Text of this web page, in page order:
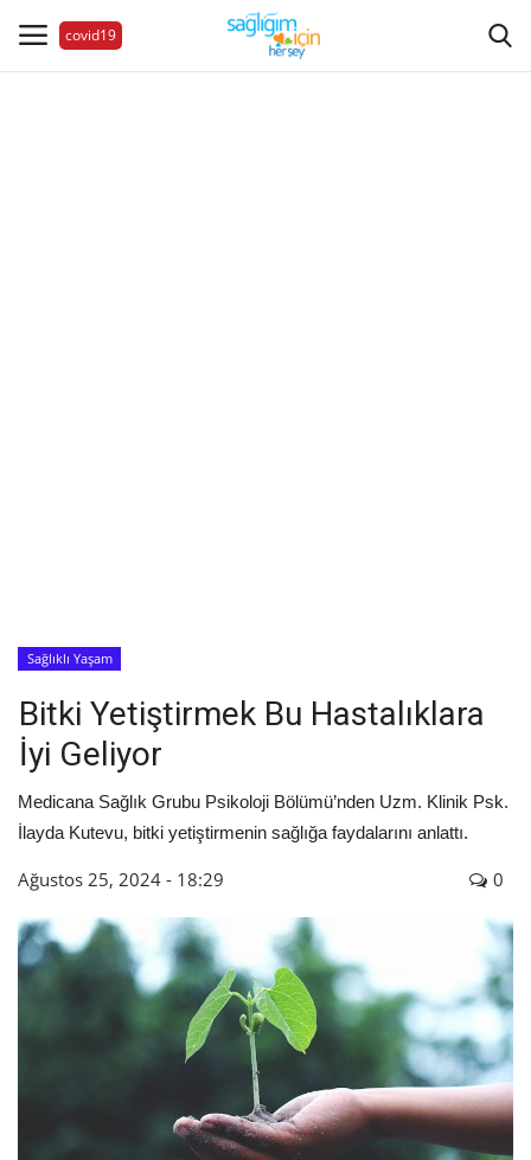
covid19
Tanı-Tedavi
Sağlıklı Yaşam
Bitki Yetiştirmek Bu Hastalıklara
İyi Geliyor
Medicana Sağlık Grubu Psikoloji Bölümü’nden Uzm. Klinik Psk.
İlayda Kutevu, bitki yetiştirmenin sağlığa faydalarını anlattı.
Ağustos 25, 2024 - 18:29 0